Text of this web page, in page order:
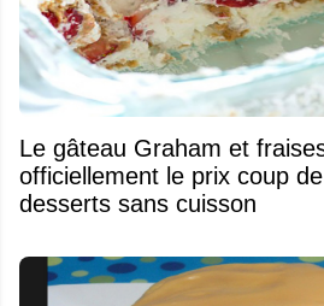
Le gâteau Graham et fraises se mérite
officiellement le prix coup
desserts sans cuisson